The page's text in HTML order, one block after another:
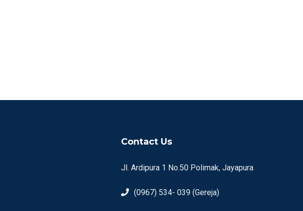
Contact Us
Jl. Ardipura 1 No.50 Polimak, Jayapura
(0967) 534- 039 (Gereja)